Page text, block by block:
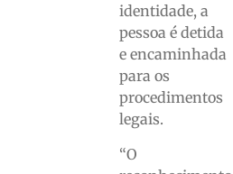
identidade, a
pessoa é detida
e encaminhada
para os
procedimentos
legais.
“O